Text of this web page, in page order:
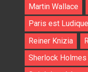
Martin Wallace
Paris est Ludique
Reiner Knizia
Sherlock